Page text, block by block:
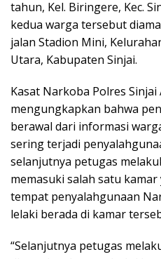
tahun, Kel. Biringere, Kec.
kedua warga tersebut
jalan Stadion Mini,
Utara, Kabupaten Sinjai.
Kasat Narkoba Polres Sinjai
mengungkapkan bahwa
berawal dari informasi
sering terjadi
selanjutnya petugas
memasuki salah satu
tempat penyalahgunaan
lelaki berada di kamar
“Selanjutnya petugas